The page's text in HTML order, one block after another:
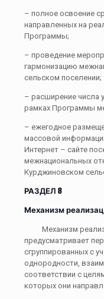
– полное освоение
направленных на
Программы;
– проведение
гармонизацию
сельском поселении;
– расширение числа
рамках Программы
– ежегодное
массовой
Интернет – сайте
межнациональных
Курджиновском
РАЗДЕЛ 8
Механизм
Механизм
предусматривает
сгруппированных с
однородности,
соответствии с
которых они